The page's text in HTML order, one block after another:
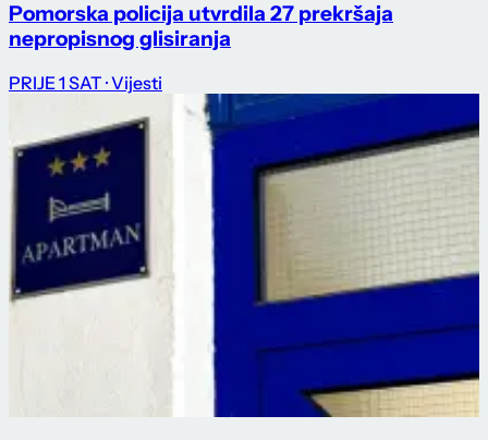
Pomorska policija utvrdila 27 prekršaja
nepropisnog glisiranja
PRIJE 1 SAT · Vijesti